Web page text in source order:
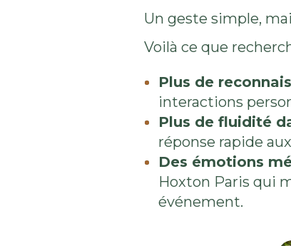
Un geste simple,
Voilà ce que
Plus de
interactions
Plus de fluidité
réponse rapide
Des émotions
Hoxton Paris qui
événement.